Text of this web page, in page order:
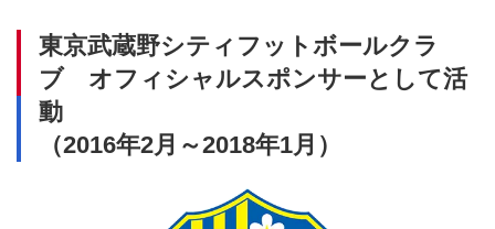
東京武蔵野シティフットボールクラ
ブ オフィシャルスポンサーとして活
動
（2016年2月～2018年1月）